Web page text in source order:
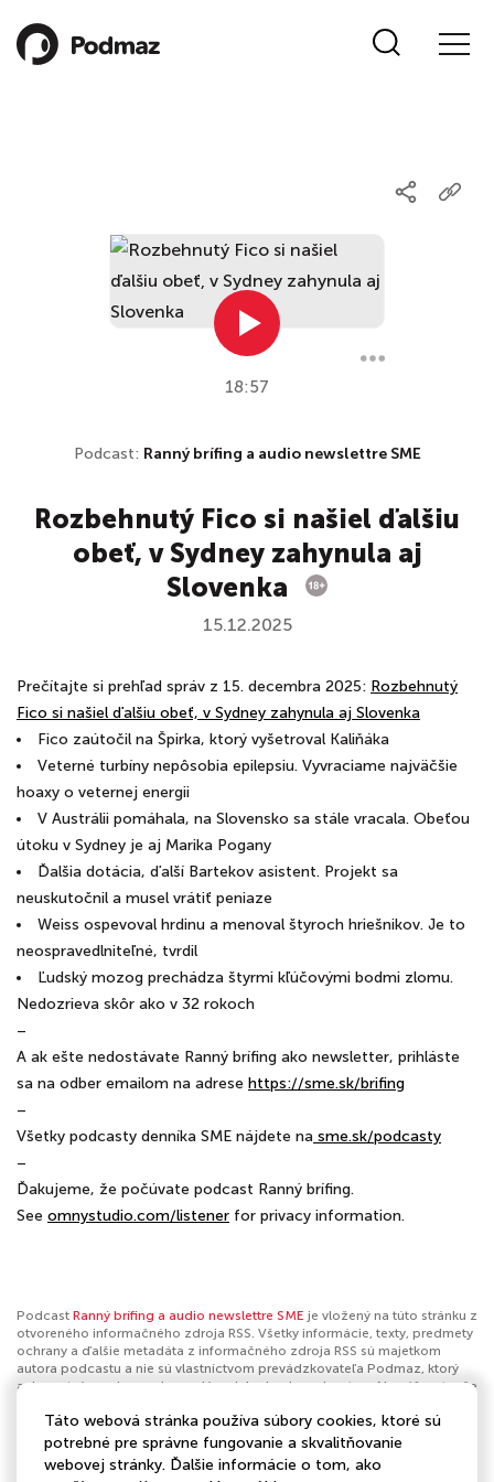
18:57
Podcast: Ranný brífing a audio newslettre SME
Rozbehnutý Fico si našiel ďalšiu
obeť, v Sydney zahynula aj
Slovenka
15.12.2025
Prečítajte si prehľad správ z 15. decembra 2025: Rozbehnutý
Fico si našiel ďalšiu obeť, v Sydney zahynula aj Slovenka
Fico zaútočil na Špirka, ktorý vyšetroval Kaliňáka
Veterné turbíny nepôsobia epilepsiu. Vyvraciame najväčšie
hoaxy o veternej energii
V Austrálii pomáhala, na Slovensko sa stále vracala. Obeťou
útoku v Sydney je aj Marika Pogany
Ďalšia dotácia, ďalší Bartekov asistent. Projekt sa
neuskutočnil a musel vrátiť peniaze
Weiss ospevoval hrdinu a menoval štyroch hriešnikov. Je to
neospravedlniteľné, tvrdil
Ľudský mozog prechádza štyrmi kľúčovými bodmi zlomu.
Nedozrieva skôr ako v 32 rokoch
–
A ak ešte nedostávate Ranný brífing ako newsletter, prihláste
sa na odber emailom na adrese ⁠⁠⁠⁠⁠⁠⁠⁠⁠⁠⁠⁠⁠⁠⁠⁠⁠⁠⁠⁠⁠⁠⁠⁠⁠⁠⁠⁠⁠⁠⁠⁠⁠⁠⁠⁠⁠⁠⁠⁠⁠⁠⁠⁠⁠⁠⁠⁠⁠⁠⁠⁠⁠⁠⁠⁠⁠⁠⁠⁠⁠⁠⁠⁠⁠⁠⁠⁠⁠⁠⁠⁠⁠⁠⁠⁠⁠⁠⁠⁠⁠https://sme.sk/brifing⁠⁠⁠⁠⁠⁠⁠⁠⁠⁠⁠⁠⁠⁠⁠⁠⁠⁠⁠⁠⁠⁠⁠⁠⁠⁠⁠⁠⁠⁠⁠⁠⁠⁠⁠⁠⁠⁠⁠⁠⁠⁠⁠⁠⁠⁠⁠⁠⁠⁠⁠⁠⁠⁠⁠⁠⁠⁠⁠⁠⁠⁠⁠⁠⁠⁠⁠⁠⁠⁠⁠⁠⁠⁠⁠⁠⁠⁠⁠⁠⁠
–
Všetky podcasty denníka SME nájdete na ⁠⁠⁠⁠⁠⁠⁠⁠⁠⁠⁠⁠⁠⁠⁠⁠⁠⁠⁠⁠⁠⁠⁠⁠⁠⁠⁠⁠⁠⁠⁠⁠⁠⁠⁠⁠⁠⁠⁠⁠⁠⁠⁠⁠⁠⁠⁠⁠⁠⁠⁠⁠⁠⁠⁠⁠⁠⁠⁠⁠⁠⁠⁠⁠⁠⁠⁠⁠⁠⁠⁠⁠⁠⁠⁠⁠⁠⁠⁠⁠⁠⁠⁠⁠⁠⁠⁠⁠⁠⁠⁠⁠⁠⁠⁠⁠⁠⁠⁠⁠⁠⁠⁠⁠⁠⁠⁠⁠⁠⁠⁠⁠⁠⁠⁠⁠⁠⁠⁠⁠⁠⁠⁠⁠⁠⁠⁠⁠⁠⁠⁠⁠⁠⁠⁠⁠⁠⁠⁠⁠⁠⁠⁠⁠⁠⁠⁠⁠⁠⁠⁠⁠⁠⁠⁠⁠⁠⁠⁠⁠⁠⁠⁠⁠⁠⁠⁠⁠⁠ ⁠⁠sme.sk/podcasty⁠⁠⁠⁠⁠⁠⁠⁠⁠⁠⁠⁠⁠⁠⁠⁠⁠⁠⁠⁠⁠⁠⁠⁠⁠⁠⁠⁠⁠⁠⁠⁠⁠⁠⁠⁠⁠⁠⁠⁠⁠⁠⁠⁠⁠⁠⁠⁠⁠⁠⁠⁠⁠⁠⁠⁠⁠⁠⁠⁠⁠⁠⁠⁠⁠⁠⁠⁠⁠⁠⁠⁠⁠⁠⁠⁠⁠⁠⁠⁠⁠⁠⁠⁠⁠⁠⁠⁠⁠⁠⁠⁠⁠⁠⁠⁠⁠⁠⁠⁠⁠⁠⁠⁠⁠⁠⁠⁠⁠⁠⁠⁠⁠⁠⁠⁠⁠⁠⁠⁠⁠⁠⁠⁠⁠⁠⁠⁠⁠⁠⁠⁠⁠⁠⁠⁠⁠⁠⁠⁠⁠⁠⁠⁠⁠⁠⁠⁠⁠⁠⁠⁠⁠⁠⁠⁠⁠⁠⁠⁠⁠⁠⁠⁠⁠⁠⁠⁠⁠⁠⁠⁠⁠⁠⁠⁠⁠⁠⁠⁠⁠⁠⁠⁠⁠⁠⁠⁠⁠⁠⁠⁠⁠⁠⁠⁠⁠⁠⁠⁠⁠⁠
–
Ďakujeme, že počúvate podcast Ranný brífing.
See omnystudio.com/listener for privacy information.
Podcast Ranný brífing a audio newslettre SME je vložený na túto stránku z
otvoreného informačného zdroja RSS. Všetky informácie, texty, predmety
ochrany a ďalšie metadáta z informačného zdroja RSS sú majetkom
autora podcastu a nie sú vlastníctvom prevádzkovateľa Podmaz, ktorý
ani nevytvára ani nezodpovedá za ich obsah podcastov. Ak máš za to, že
nahlásiť obsah. Ak je toto tvoj podcast a chceš získať kontrolu nad týmto
profilomklikni sem.
Táto webová stránka používa súbory cookies, ktoré sú
potrebné pre správne fungovanie a skvalitňovanie
webovej stránky. Ďalšie informácie o tom, ako